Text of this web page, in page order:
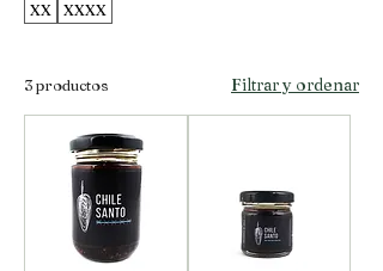
XX
XXXX
3 productos Filtrar y ordenar